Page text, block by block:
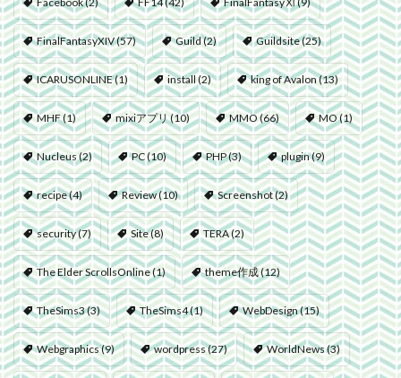
FinalFantasyXIV(57) Guild(2) Guildsite(25)
ICARUSONLINE(1) install(2) king of Avalon(13)
MHF(1) mixiアプリ(10) MMO(66) MO(1)
Nucleus(2) PC(10) PHP(3) plugin(9)
recipe(4) Review(10) Screenshot(2)
security(7) Site(8) TERA(2)
The Elder ScrollsOnline(1) theme作成(12)
TheSims3(3) TheSims4(1) WebDesign(15)
Webgraphics(9) wordpress(27) WorldNews(3)